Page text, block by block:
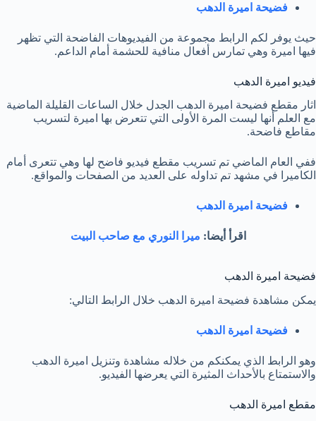
فضيحة اميرة الدهب
حيث يوفر لكم الرابط مجموعة من الفيديوهات الفاضحة التي تظهر
فيها اميرة وهي تمارس أفعال منافية للحشمة أمام الداعم.
فيديو اميرة الدهب
اثار مقطع فضيحة اميرة الدهب الجدل خلال الساعات القليلة الماضية
مع العلم أنها ليست المرة الأولى التي تتعرض بها اميرة لتسريب
مقاطع فاضحة.
ففي العام الماضي تم تسريب مقطع فيديو فاضح لها وهي تتعرى أمام
الكاميرا في مشهد تم تداوله على العديد من الصفحات والمواقع.
فضيحة اميرة الدهب
اقرأ أيضا: ميرا النوري مع صاحب البيت
فضيحة اميرة الدهب
يمكن مشاهدة فضيحة اميرة الدهب خلال الرابط التالي:
فضيحة اميرة الدهب
وهو الرابط الذي يمكنكم من خلاله مشاهدة وتنزيل اميرة الدهب
والاستمتاع بالأحداث المثيرة التي يعرضها الفيديو.
مقطع اميرة الدهب